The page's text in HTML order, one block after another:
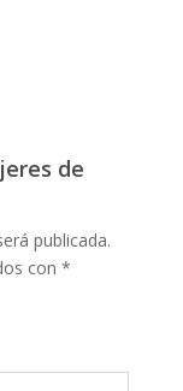
de
publicada.
con *